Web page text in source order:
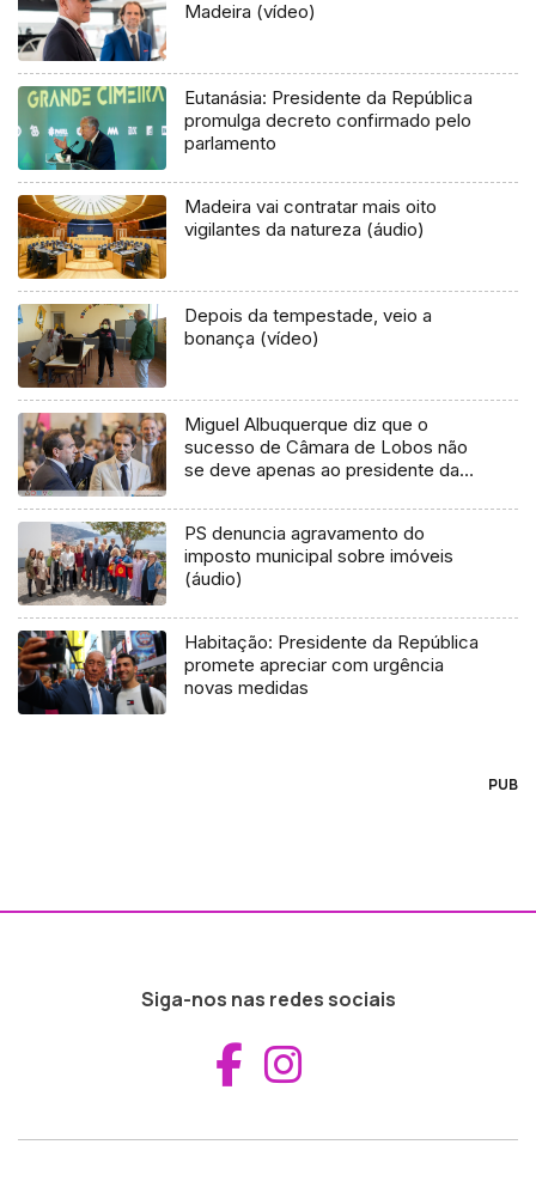
Madeira (vídeo)
Eutanásia: Presidente da República
promulga decreto confirmado pelo
parlamento
Madeira vai contratar mais oito
vigilantes da natureza (áudio)
Depois da tempestade, veio a
bonança (vídeo)
Miguel Albuquerque diz que o
sucesso de Câmara de Lobos não
se deve apenas ao presidente da
PS denuncia agravamento do
imposto municipal sobre imóveis
(áudio)
Habitação: Presidente da República
promete apreciar com urgência
novas medidas
PUB
Siga-nos nas redes sociais
Aceder ao